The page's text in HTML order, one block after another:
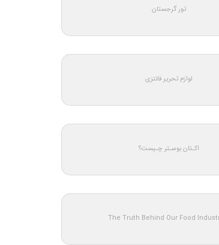
تور گرجستان
لوازم تحریر فانتزی
اکـتان بوسـتر چـیست؟
The Truth Behind Our Food